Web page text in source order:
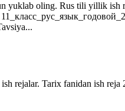
oling. Rus tili yillik ish
rejalar. Tarix fanidan ish